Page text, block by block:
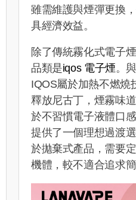
雖需維護與煙彈更換
具經濟效益。
除了傳統霧化式電子
品類是iqos 電子煙。
IQOS屬於加熱不燃燒
釋放尼古丁，煙霧味
於不習慣電子液體口
提供了一個理想過渡
於拋棄式產品，需要
機體，較不適合追求簡